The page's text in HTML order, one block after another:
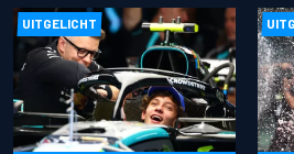
UITGELICHT